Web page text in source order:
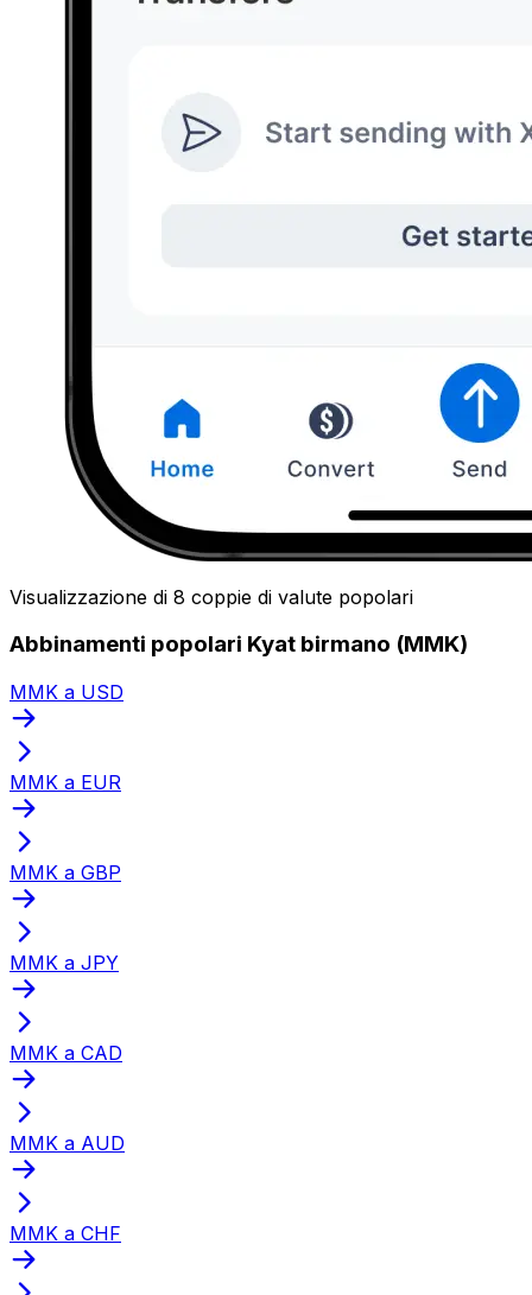
Visualizzazione di 8 coppie di valute popolari
Abbinamenti popolari Kyat birmano (MMK)
MMK a USD
MMK a EUR
MMK a GBP
MMK a JPY
MMK a CAD
MMK a AUD
MMK a CHF